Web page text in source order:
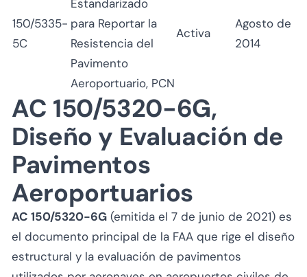
150/5335-
5C
Estandarizado
para Reportar la
Resistencia del
Pavimento
Aeroportuario, PCN
Activa
Agosto de
2014
AC 150/5320-6G,
Diseño y Evaluación de
Pavimentos
Aeroportuarios
AC 150/5320-6G (emitida el 7 de junio de 2021) es
el documento principal de la FAA que rige el diseño
estructural y la evaluación de pavimentos